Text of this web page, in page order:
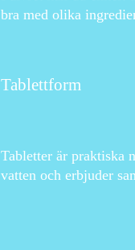
bra med olika
Tablettform
Tabletter är praktiska
vatten och erbjuder